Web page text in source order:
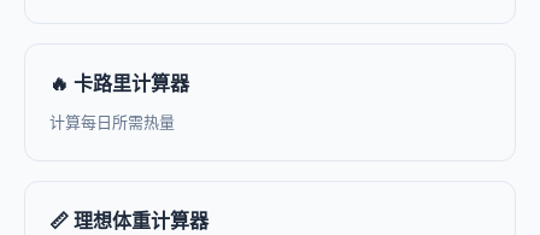
🔥 卡路里计算器
计算每日所需热量
📏 理想体重计算器